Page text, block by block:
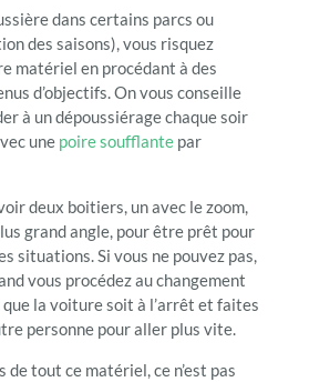
dans certains parcs ou
des saisons), vous risquez
matériel en procédant à des
d’objectifs. On vous conseille
à un dépoussiérage chaque soir
une poire soufflantepar
deux boitiers, un avec le zoom,
grand angle, pour être prêt pour
situations. Si vous ne pouvez pas,
vous procédez au changement
que la voiture soit à l’arrêt et faites
personne pour aller plus vite.
de tout ce matériel, ce n’est pas